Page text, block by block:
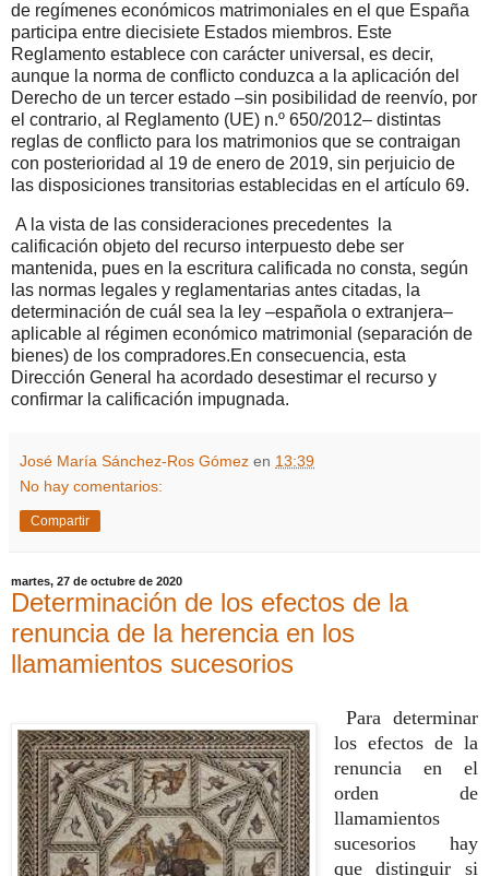
de regímenes económicos matrimoniales en el que España
participa entre diecisiete Estados miembros. Este
Reglamento establece con carácter universal, es decir,
aunque la norma de conflicto conduzca a la aplicación del
Derecho de un tercer estado –sin posibilidad de reenvío, por
el contrario, al Reglamento (UE) n.º 650/2012– distintas
reglas de conflicto para los matrimonios que se contraigan
con posterioridad al 19 de enero de 2019, sin perjuicio de
las disposiciones transitorias establecidas en el artículo 69.
A la vista de las consideraciones precedentes
la
calificación objeto del recurso interpuesto debe ser
mantenida, pues en la escritura calificada no consta, según
las normas legales y reglamentarias antes citadas, la
determinación de cuál sea la ley –española o extranjera–
aplicable al régimen económico matrimonial (separación de
bienes) de los compradores.En consecuencia, esta
Dirección General ha acordado desestimar el recurso y
confirmar la calificación impugnada.
José María Sánchez-Ros Gómez en 13:39
No hay comentarios:
Compartir
martes, 27 de octubre de 2020
Determinación de los efectos de la
renuncia de la herencia en los
llamamientos sucesorios
Para determinar
los efectos de la
renuncia en el
orden de
llamamientos
sucesorios hay
que distinguir si